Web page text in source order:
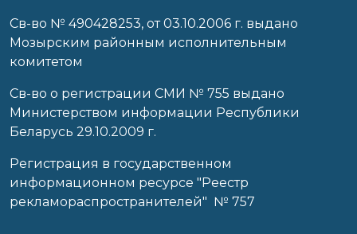
Cв-во № 490428253, от 03.10.2006 г. выдано
Мозырским районным исполнительным
комитетом
Св-во о регистрации СМИ № 755 выдано
Министерством информации Республики
Беларусь 29.10.2009 г.
Регистрация в государственном
информационном ресурсе "Реестр
рекламораспространителей" № 757